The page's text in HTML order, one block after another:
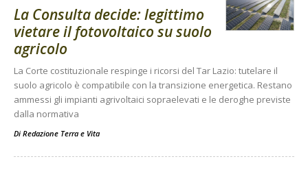
La Consulta decide: legittimo
vietare il fotovoltaico su suolo
agricolo
La Corte costituzionale respinge i ricorsi del Tar Lazio: tutelare il
suolo agricolo è compatibile con la transizione energetica. Restano
ammessi gli impianti agrivoltaici sopraelevati e le deroghe previste
dalla normativa
Di Redazione Terra e Vita